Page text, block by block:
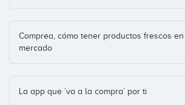
Comprea, cómo tener productos frescos
mercado
La app que ´va a la compra´ por ti